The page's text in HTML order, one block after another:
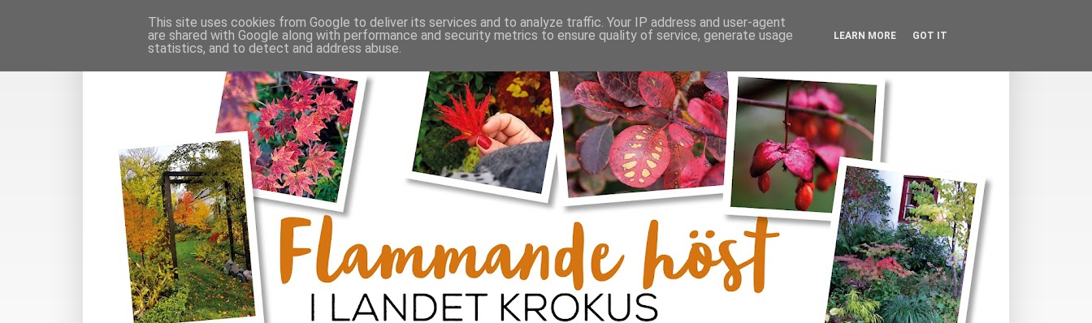
This site uses cookies from Google to deliver its services and to analyze traffic. Your IP address and user-agent
are shared with Google along with performance and security metrics to ensure quality of service, generate usage
statistics, and to detect and address abuse.
LEARN MORE GOT IT